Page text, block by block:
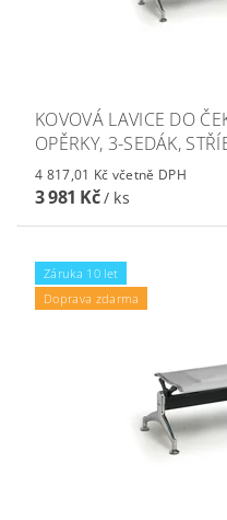
KOVOVÁ LAVICE DO
OPĚRKY, 3-SEDÁK,
4 817,01 Kč včetně DPH
3 981 Kč/ ks
Záruka 10 let
Doprava zdarma